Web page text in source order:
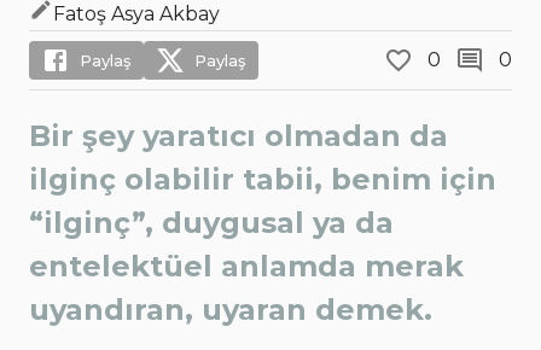
Fatoş Asya Akbay
Paylaş Paylaş 0 0
Bir şey yaratıcı olmadan da
ilginç olabilir tabii, benim için
“ilginç”, duygusal ya da
entelektüel anlamda merak
uyandıran, uyaran demek.